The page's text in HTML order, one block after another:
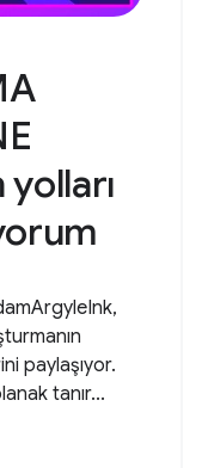
paylaşıyor.
tanır...